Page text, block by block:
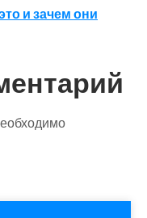
и зачем они